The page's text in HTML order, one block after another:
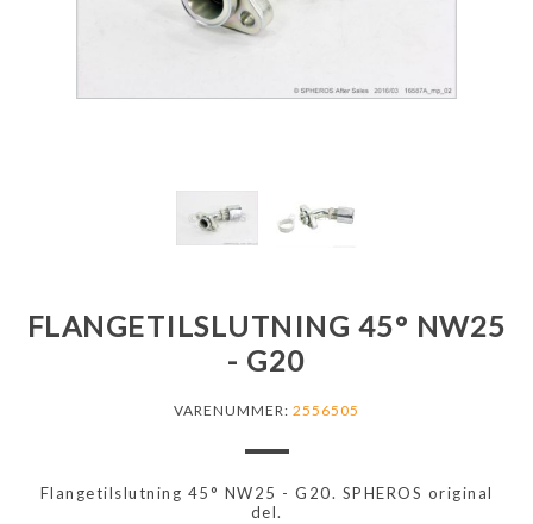
FLANGETILSLUTNING 45° NW25
- G20
VARENUMMER: 2556505
Flangetilslutning 45° NW25 - G20. SPHEROS original
del.